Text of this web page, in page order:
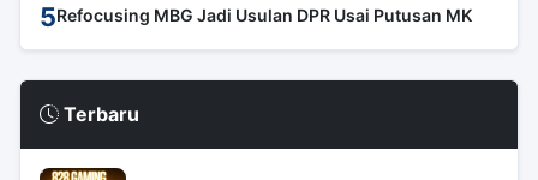
5Refocusing MBG Jadi Usulan DPR Usai Putusan MK
Terbaru